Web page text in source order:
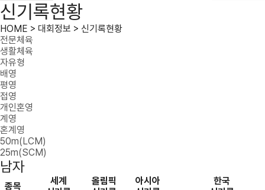
신기록현황
HOME > 대회정보 > 신기록현황
전문체육
생활체육
자유형
배영
평영
접영
개인혼영
계영
혼계영
50m(LCM)
25m(SCM)
남자
종목
세계
올림픽
아시아
한국